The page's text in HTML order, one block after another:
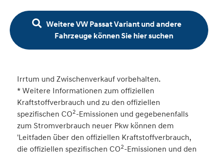
Weitere VW Passat Variant und andere
Fahrzeuge können Sie hier suchen
Irrtum und Zwischenverkauf vorbehalten.
* Weitere Informationen zum offiziellen
Kraftstoffverbrauch und zu den offiziellen
spezifischen CO2-Emissionen und gegebenenfalls
zum Stromverbrauch neuer Pkw können dem
'Leitfaden über den offiziellen Kraftstoffverbrauch,
die offiziellen spezifischen CO2-Emissionen und den